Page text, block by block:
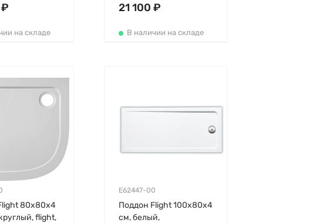
на складе
21 100 ₽
В наличии на складе
80х80х4
flight,
E62447-00
Поддон Flight 100х80х4
см, белый,